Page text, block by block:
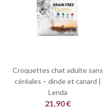
Croquettes chat adulte sans
céréales – dinde et canard |
Lenda
21,90 €